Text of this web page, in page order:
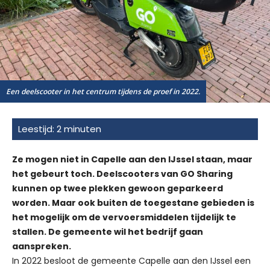
Een deelscooter in het centrum tijdens de proef in 2022.
Ze mogen niet in Capelle aan den IJssel staan, maar
het gebeurt toch. Deelscooters van GO Sharing
kunnen op twee plekken gewoon geparkeerd
worden. Maar ook buiten de toegestane gebieden is
het mogelijk om de vervoersmiddelen tijdelijk te
stallen. De gemeente wil het bedrijf gaan
aanspreken.
In 2022 besloot de gemeente Capelle aan den IJssel een